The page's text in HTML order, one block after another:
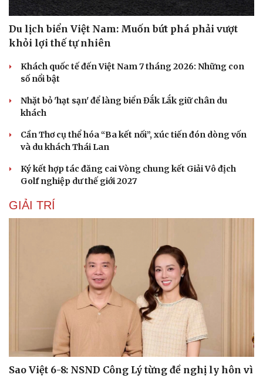
Du lịch biển Việt Nam: Muốn bứt phá phải vượt
khỏi lợi thế tự nhiên
Khách quốc tế đến Việt Nam 7 tháng 2026: Những con
số nổi bật
Nhặt bỏ 'hạt sạn' để làng biển Đắk Lắk giữ chân du
khách
Cần Thơ cụ thể hóa “Ba kết nối”, xúc tiến đón dòng vốn
và du khách Thái Lan
Ký kết hợp tác đăng cai Vòng chung kết Giải Vô địch
Golf nghiệp dư thế giới 2027
GIẢI TRÍ
Sao Việt 6-8: NSND Công Lý từng đề nghị ly hôn vì